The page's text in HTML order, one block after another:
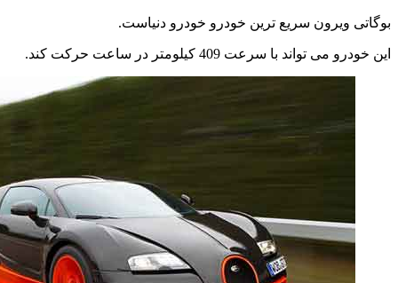
بوگاتی ویرون سریع ترین خودرو خودرو دنیاست.
این خودرو می تواند با سرعت 409 کیلومتر در ساعت حرکت کند.